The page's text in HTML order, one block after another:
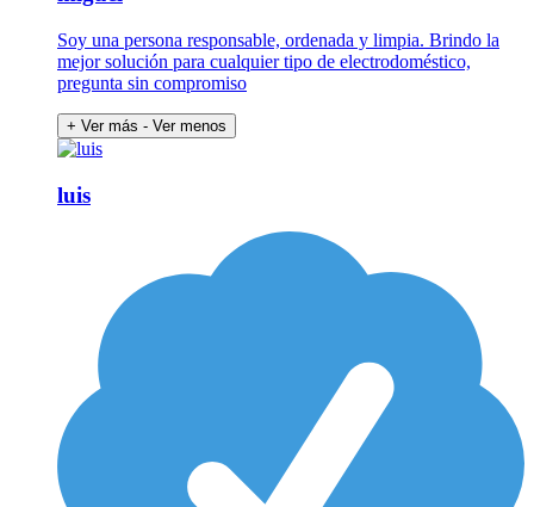
Soy una persona responsable, ordenada y limpia. Brindo la
mejor solución para cualquier tipo de electrodoméstico,
pregunta sin compromiso
+ Ver más - Ver menos
luis